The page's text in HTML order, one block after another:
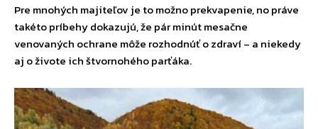
Pre mnohých majiteľov je to možno prekvapenie, no práve
takéto príbehy dokazujú, že pár minút mesačne
venovaných ochrane môže rozhodnúť o zdraví – a niekedy
aj o živote ich štvornohého parťáka.